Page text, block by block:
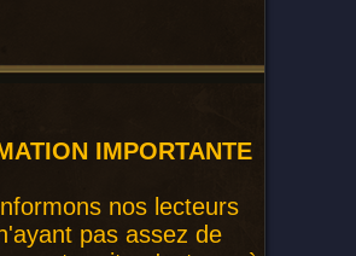
IMPORTANTE
nos lecteurs
pas assez de